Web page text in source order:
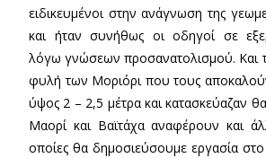
ειδικευμένοι στην ανάγνωση της
και ήταν συνήθως οι οδηγοί σε
λόγω γνώσεων προσανατολισμού. Και
φυλή των Μοριόρι που τους αποκαλούν
ύψος 2 – 2,5 μέτρα και κατασκεύαζαν
Μαορί και Βαϊτάχα αναφέρουν και
οποίες θα δημοσιεύσουμε εργασία στο